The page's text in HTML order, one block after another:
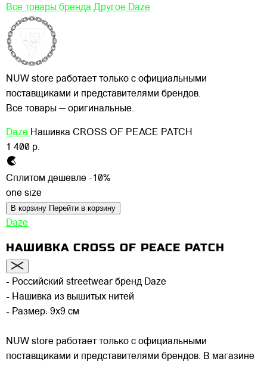
Все товары бренда Другое Daze
NUW store работает только с официальными
поставщиками и представителями брендов.
Все товары — оригинальные.
Daze Нашивка CROSS OF PEACE PATCH
1 400 р.
Сплитом дешевле -10%
one size
В корзину Перейти в корзину
Daze
НАШИВКА CROSS OF PEACE PATCH
- Российский streetwear бренд Daze
- Нашивка из вышитых нитей
- Размер: 9х9 см
NUW store работает только с официальными
поставщиками и представителями брендов. В магазине